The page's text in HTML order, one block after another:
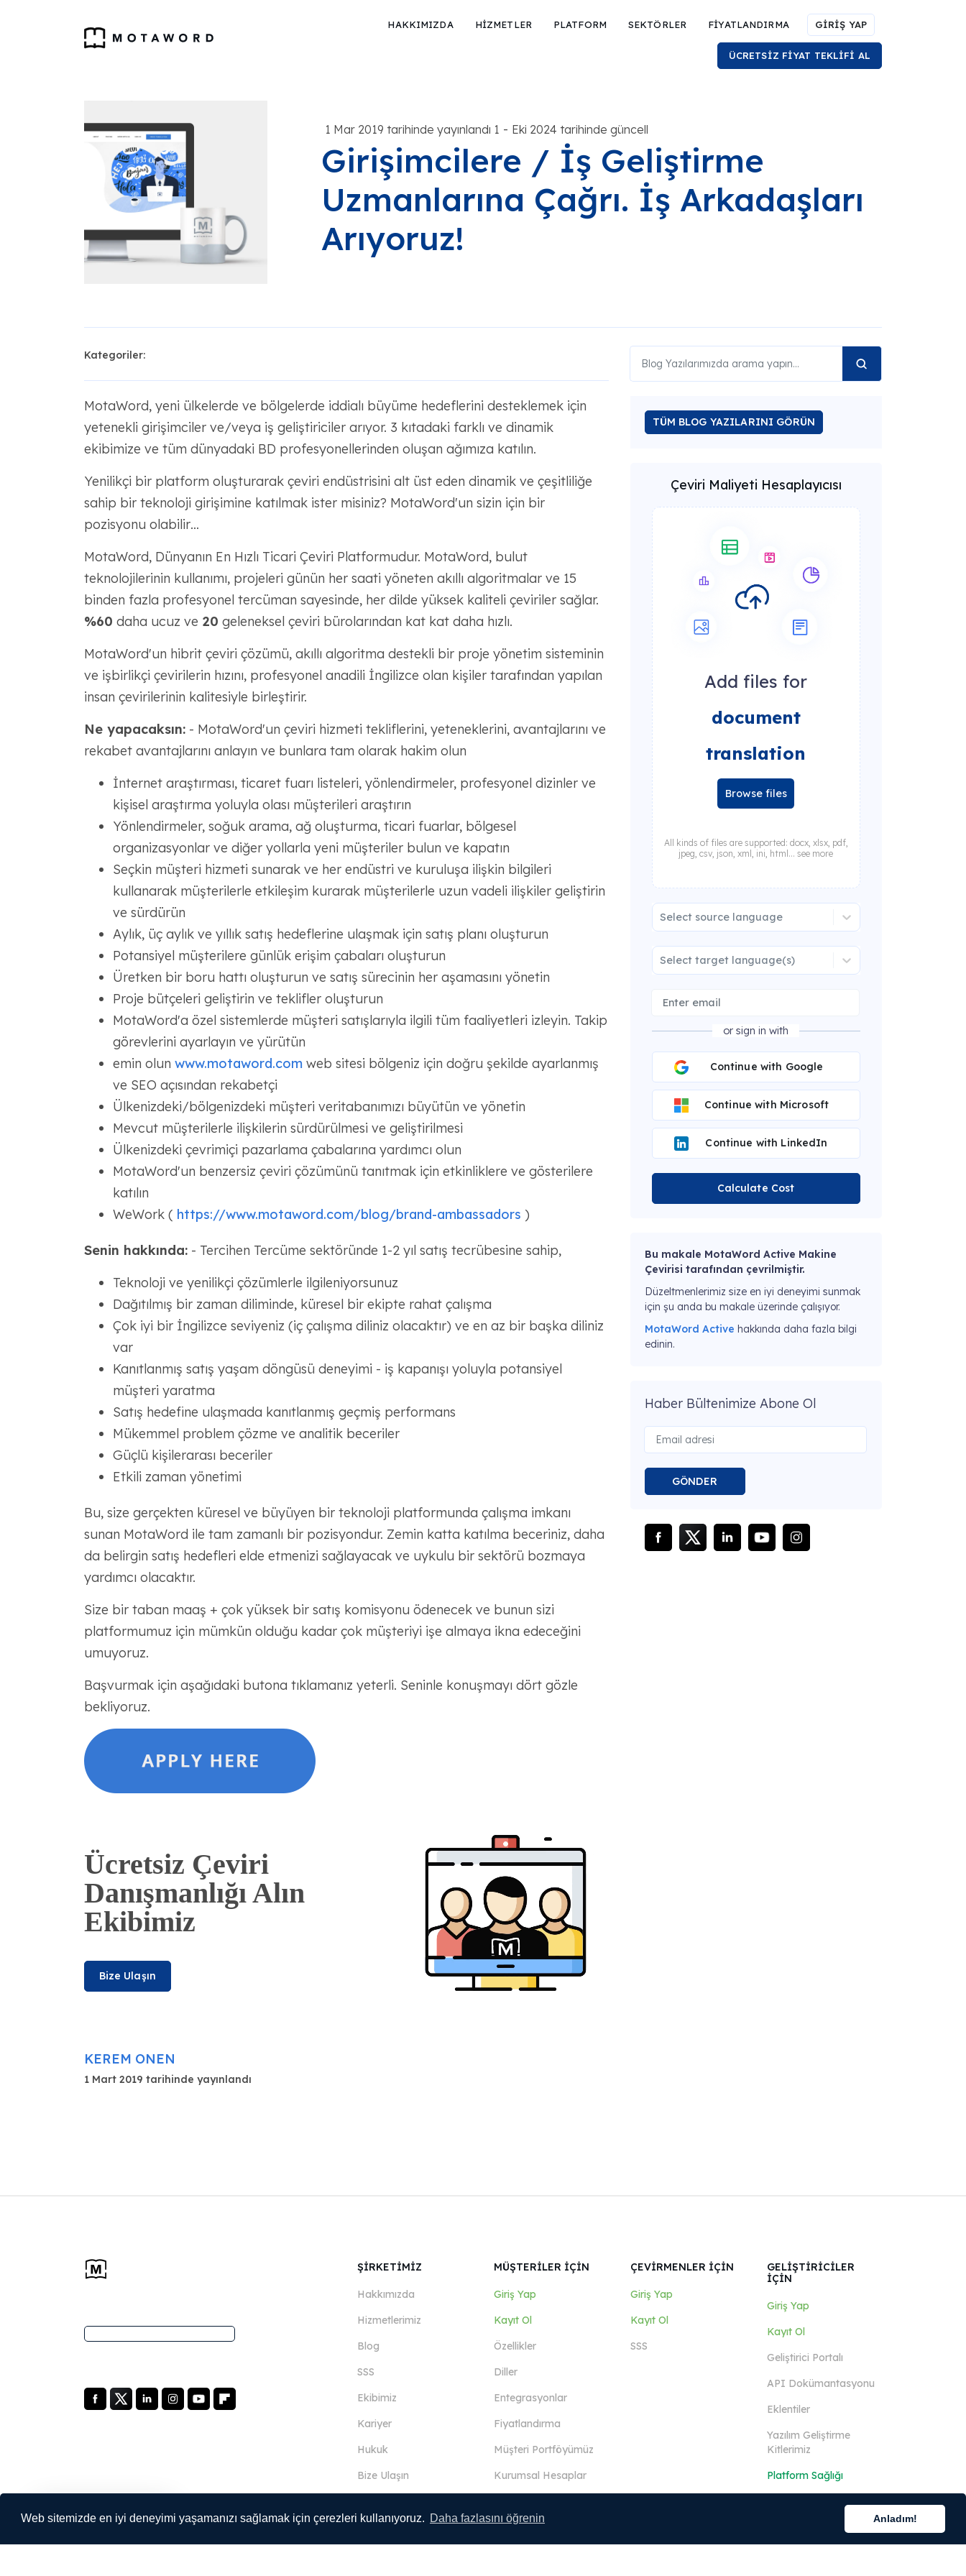
Web sitemizde en iyi deneyimi yaşamanızı sağlamak için çerezleri kullanıyoruz. Daha fazlasını öğrenin Anladım!
HAKKIMIZDA HİZMETLER PLATFORM SEKTÖRLER FİYATLANDIRMA GİRİŞ YAP
ÜCRETSİZ FİYAT TEKLİFİ AL
1 Mar 2019 tarihinde yayınlandı 1 - Eki 2024 tarihinde güncell
Girişimcilere / İş Geliştirme
Uzmanlarına Çağrı. İş Arkadaşları
Arıyoruz!
Kategoriler:
MotaWord, yeni ülkelerde ve bölgelerde iddialı büyüme hedeflerini desteklemek için
yetenekli girişimciler ve/veya iş geliştiriciler arıyor. 3 kıtadaki farklı ve dinamik
ekibimize ve tüm dünyadaki BD profesyonellerinden oluşan ağımıza katılın.
Yenilikçi bir platform oluşturarak çeviri endüstrisini alt üst eden dinamik ve çeşitliliğe
sahip bir teknoloji girişimine katılmak ister misiniz? MotaWord'un sizin için bir
pozisyonu olabilir…
MotaWord, Dünyanın En Hızlı Ticari Çeviri Platformudur. MotaWord, bulut
teknolojilerinin kullanımı, projeleri günün her saati yöneten akıllı algoritmalar ve 15
binden fazla profesyonel tercüman sayesinde, her dilde yüksek kaliteli çeviriler sağlar.
%60 daha ucuz ve 20 geleneksel çeviri bürolarından kat kat daha hızlı.
MotaWord'un hibrit çeviri çözümü, akıllı algoritma destekli bir proje yönetim sisteminin
ve işbirlikçi çevirilerin hızını, profesyonel anadili İngilizce olan kişiler tarafından yapılan
insan çevirilerinin kalitesiyle birleştirir.
Ne yapacaksın:- MotaWord'un çeviri hizmeti tekliflerini, yeteneklerini, avantajlarını ve
rekabet avantajlarını anlayın ve bunlara tam olarak hakim olun
İnternet araştırması, ticaret fuarı listeleri, yönlendirmeler, profesyonel dizinler ve
kişisel araştırma yoluyla olası müşterileri araştırın
Yönlendirmeler, soğuk arama, ağ oluşturma, ticari fuarlar, bölgesel
organizasyonlar ve diğer yollarla yeni müşteriler bulun ve kapatın
Seçkin müşteri hizmeti sunarak ve her endüstri ve kuruluşa ilişkin bilgileri
kullanarak müşterilerle etkileşim kurarak müşterilerle uzun vadeli ilişkiler geliştirin
ve sürdürün
Aylık, üç aylık ve yıllık satış hedeflerine ulaşmak için satış planı oluşturun
Potansiyel müşterilere günlük erişim çabaları oluşturun
Üretken bir boru hattı oluşturun ve satış sürecinin her aşamasını yönetin
Proje bütçeleri geliştirin ve teklifler oluşturun
MotaWord'a özel sistemlerde müşteri satışlarıyla ilgili tüm faaliyetleri izleyin. Takip
görevlerini ayarlayın ve yürütün
emin olun www.motaword.comweb sitesi bölgeniz için doğru şekilde ayarlanmış
ve SEO açısından rekabetçi
Ülkenizdeki/bölgenizdeki müşteri veritabanımızı büyütün ve yönetin
Mevcut müşterilerle ilişkilerin sürdürülmesi ve geliştirilmesi
Ülkenizdeki çevrimiçi pazarlama çabalarına yardımcı olun
MotaWord'un benzersiz çeviri çözümünü tanıtmak için etkinliklere ve gösterilere
katılın
WeWork ( https://www.motaword.com/blog/brand-ambassadors )
Senin hakkında:- Tercihen Tercüme sektöründe 1-2 yıl satış tecrübesine sahip,
Teknoloji ve yenilikçi çözümlerle ilgileniyorsunuz
Dağıtılmış bir zaman diliminde, küresel bir ekipte rahat çalışma
Çok iyi bir İngilizce seviyeniz (iç çalışma diliniz olacaktır) ve en az bir başka diliniz
var
Kanıtlanmış satış yaşam döngüsü deneyimi - iş kapanışı yoluyla potansiyel
müşteri yaratma
Satış hedefine ulaşmada kanıtlanmış geçmiş performans
Mükemmel problem çözme ve analitik beceriler
Güçlü kişilerarası beceriler
Etkili zaman yönetimi
Bu, size gerçekten küresel ve büyüyen bir teknoloji platformunda çalışma imkanı
sunan MotaWord ile tam zamanlı bir pozisyondur. Zemin katta katılma beceriniz, daha
da belirgin satış hedefleri elde etmenizi sağlayacak ve uykulu bir sektörü bozmaya
yardımcı olacaktır.
Size bir taban maaş + çok yüksek bir satış komisyonu ödenecek ve bunun sizi
platformumuz için mümkün olduğu kadar çok müşteriyi işe almaya ikna edeceğini
umuyoruz.
Başvurmak için aşağıdaki butona tıklamanız yeterli. Seninle konuşmayı dört gözle
bekliyoruz.
Ücretsiz Çeviri
Danışmanlığı Alın
Ekibimiz
Bize Ulaşın
KEREM ONEN
1 Mart 2019 tarihinde yayınlandı
TÜM BLOG YAZILARINI GÖRÜN
Çeviri Maliyeti Hesaplayıcısı
Add files for
document
translation
Browse files
All kinds of files are supported: docx, xlsx, pdf,
jpeg, csv, json, xml, ini, html... see more
Select source language
Select target language(s)
or sign in with
Continue with Google
Continue with Microsoft
Continue with LinkedIn
Calculate Cost
Bu makale MotaWord Active Makine
Çevirisi tarafından çevrilmiştir.
Düzeltmenlerimiz size en iyi deneyimi sunmak
için şu anda bu makale üzerinde çalışıyor.
MotaWord Active hakkında daha fazla bilgi
edinin.
Haber Bültenimize Abone Ol
GÖNDER
ŞİRKETİMİZ
Hakkımızda
Hizmetlerimiz
Blog
SSS
Ekibimiz
Kariyer
Hukuk
Bize Ulaşın
MÜŞTERİLER İÇİN
Giriş Yap
Kayıt Ol
Özellikler
Diller
Entegrasyonlar
Fiyatlandırma
Müşteri Portföyümüz
Kurumsal Hesaplar
ÇEVİRMENLER İÇİN
Giriş Yap
Kayıt Ol
SSS
GELİŞTİRİCİLER
İÇİN
Giriş Yap
Kayıt Ol
Geliştirici Portalı
API Dokümantasyonu
Eklentiler
Yazılım Geliştirme
Kitlerimiz
Platform Sağlığı
Türkçe